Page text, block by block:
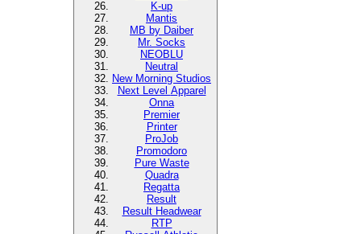
K-up
Mantis
MB by Daiber
Mr. Socks
NEOBLU
Neutral
New Morning Studios
Next Level Apparel
Onna
Premier
Printer
ProJob
Promodoro
Pure Waste
Quadra
Regatta
Result
Result Headwear
RTP